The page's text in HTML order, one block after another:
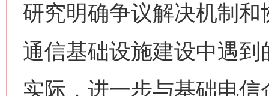
研究明确争议解决机制
通信基础设施建设中遇
实际，进一步与基础电